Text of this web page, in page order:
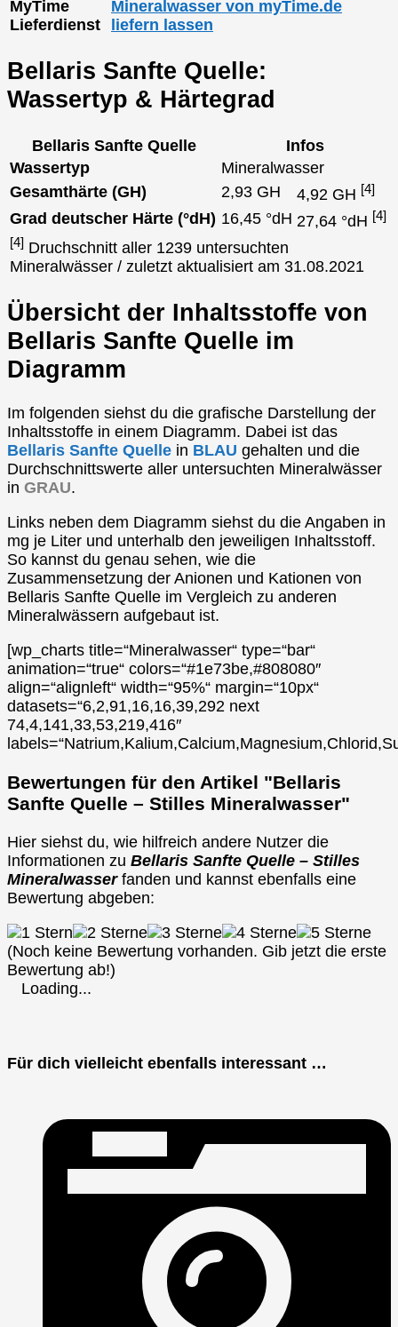
MyTime
Lieferdienst
Mineralwasser von myTime.de
liefern lassen
Bellaris Sanfte Quelle:
Wassertyp & Härtegrad
Bellaris Sanfte Quelle
Infos
Wassertyp
Mineralwasser
Gesamthärte (GH)
2,93 GH 4,92 GH [4]
Grad deutscher Härte (°dH) 16,45 °dH 27,64 °dH [4]
[4] Druchschnitt aller 1239 untersuchten
Mineralwässer / zuletzt aktualisiert am 31.08.2021
Übersicht der Inhaltsstoffe von
Bellaris Sanfte Quelle im
Diagramm
Im folgenden siehst du die grafische Darstellung der
Inhaltsstoffe in einem Diagramm. Dabei ist das
Bellaris Sanfte Quelle in BLAU gehalten und die
Durchschnittswerte aller untersuchten Mineralwässer
in GRAU.
Links neben dem Diagramm siehst du die Angaben in
mg je Liter und unterhalb den jeweiligen Inhaltsstoff.
So kannst du genau sehen, wie die
Zusammensetzung der Anionen und Kationen von
Bellaris Sanfte Quelle im Vergleich zu anderen
Mineralwässern aufgebaut ist.
[wp_charts title=“Mineralwasser“ type=“bar“
animation=“true“ colors=“#1e73be,#808080″
align=“alignleft“ width=“95%“ margin=“10px“
datasets=“6,2,91,16,16,39,292 next
74,4,141,33,53,219,416″
Bewertungen für den Artikel "Bellaris
Sanfte Quelle – Stilles Mineralwasser"
Hier siehst du, wie hilfreich andere Nutzer die
Informationen zu Bellaris Sanfte Quelle – Stilles
Mineralwasserfanden und kannst ebenfalls eine
Bewertung abgeben:
(Noch keine Bewertung vorhanden. Gib jetzt die erste
Bewertung ab!)
Loading...
Für dich vielleicht ebenfalls interessant …